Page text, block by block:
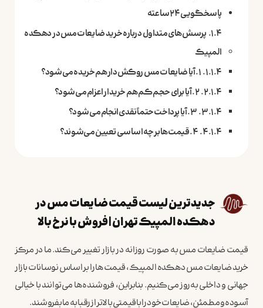
پاسخگویی ۲۴ ساعته
پرسش‌های متداول درباره خرید ضایعات مس در دهکده
المپیک
۱. آیا ضایعات مس روکش‌دار هم خریده می‌شود؟
۲. آیا برای حجم کم هم خریدار اعزام می‌شود؟
۳. آیا پرداخت حتماً نقدی انجام می‌شود؟
۴. قیمت‌ها بر چه اساسی تعیین می‌شوند؟
جدیدترین لیست قیمت ضایعات مس در
دهکده المپیک تهران | فروش با نرخ بالا
قیمت ضایعات مس به صورت روزانه در بازار تغییر می‌کند. ما در مرکز
خرید ضایعات مس دهکده المپیک، قیمت‌ها را بر اساس نوسانات بازار
جهانی و داخلی به‌روز می‌کنیم. بنابراین، فروشنده‌ها می‌توانند با خیالی
آسوده و مطمئن، ضایعات خود را با قیمتی بالاتر از رقبا به ما بفروشند.